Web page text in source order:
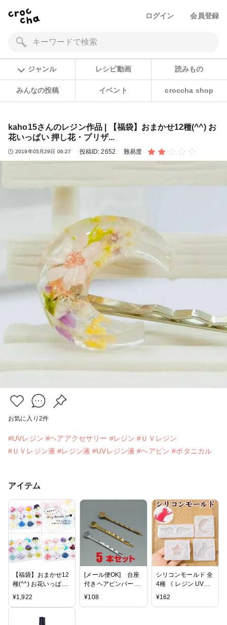
ログイン 会員登録
ジャンル レシピ動画 読みもの
みんなの投稿 イベント croccha shop
kaho15さんのレジン作品 | 【福袋】おまかせ12種(^^) お
花いっぱい 押し花・プリザ...
2019年05月29日 06:27 投稿ID:2652 難易度
お気に入り 2件
#UVレジン #ヘアアクセサリー #レジン #ＵＶレジン
#ＵＶレジン液 #レジン液 #UVレジン液 #ヘアピン #ボタニカル
アイテム
【福袋】おまかせ12
種(^^) お花いっぱい
押し花・プリザーブ
ドフラワーセット
フラワー スターフラ
¥1,922
[メール便OK] 台座
付きヘアピンパー
ツ 5本セット（ヘ
¥108
シリコンモールド 全
4種 《 レジン UVレ
ジン レジン液 3D ネ
¥162